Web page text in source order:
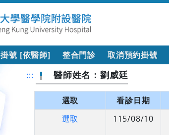
掛號 [依醫師] 整合門診 取消預約掛號
::: 醫師姓名：劉威廷
選取 看診日期
選取
115/08/10